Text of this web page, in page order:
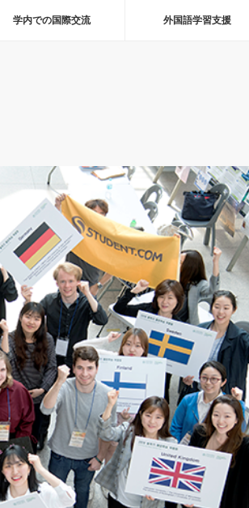
学内での国際交流 外国語学習支援